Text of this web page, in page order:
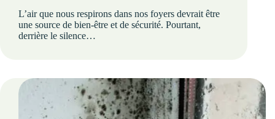
L’air que nous respirons dans nos foyers devrait être
une source de bien-être et de sécurité. Pourtant,
derrière le silence…